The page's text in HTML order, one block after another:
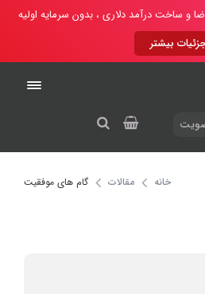
و ساخت درآمد دلاری ، بدون سرمایه اولیه
بیشتر
خانه مقالات گام های موفقیت